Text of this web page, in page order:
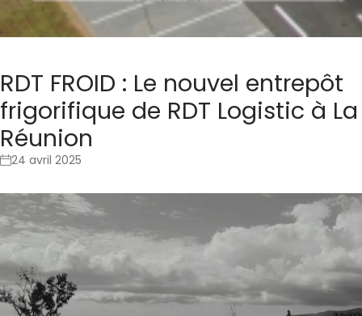
RDT FROID : Le nouvel entrepôt
frigorifique de RDT Logistic à La
Réunion
24 avril 2025